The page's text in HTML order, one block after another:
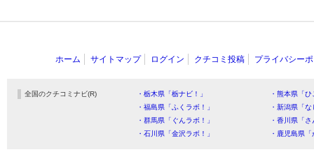
ホーム サイトマップ ログイン クチコミ投稿 プライバシー
全国のクチコミナビ(R) ・栃木県「栃ナビ！」
・熊本県「
・福島県「ふくラボ！」
・新潟県「
・群馬県「ぐんラボ！」
・香川県「
・石川県「金沢ラボ！」
・鹿児島県